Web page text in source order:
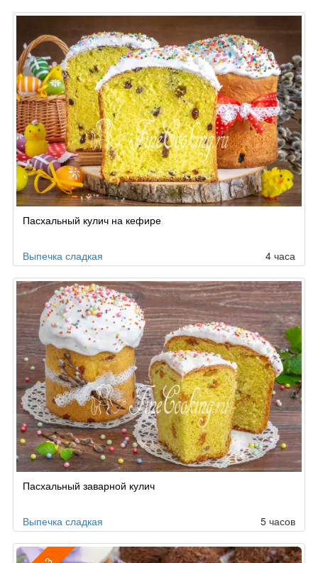
Пасхальный кулич на кефире
Выпечка сладкая 4 часа
Пасхальный заварной кулич
Выпечка сладкая 5 часов